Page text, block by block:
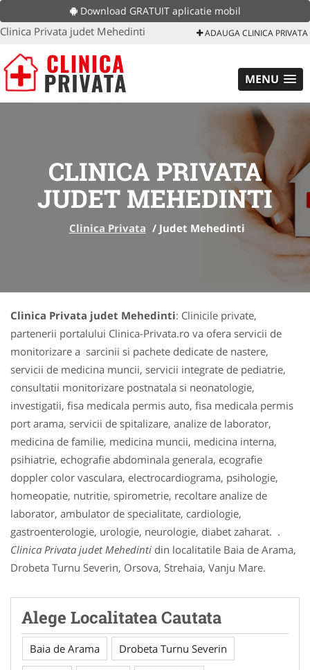
Download GRATUIT aplicatie mobil
Clinica Privata judet Mehedinti ADAUGA CLINICA PRIVATA
MENU
CLINICA PRIVATA
JUDET MEHEDINTI
Clinica Privata / Judet Mehedinti
Clinica Privata judet Mehedinti: Clinicile private,
partenerii portalului Clinica-Privata.ro va ofera servicii de
monitorizare a sarcinii si pachete dedicate de nastere,
servicii de medicina muncii, servicii integrate de pediatrie,
consultatii monitorizare postnatala si neonatologie,
investigatii, fisa medicala permis auto, fisa medicala permis
port arama, servicii de spitalizare, analize de laborator,
medicina de familie, medicina muncii, medicina interna,
psihiatrie, echografie abdominala generala, ecografie
doppler color vasculara, electrocardiograma, psihologie,
homeopatie, nutritie, spirometrie, recoltare analize de
laborator, ambulator de specialitate, cardiologie,
gastroenterologie, urologie, neurologie, diabet zaharat. .
Clinica Privata judet Mehedinti din localitatile Baia de Arama,
Drobeta Turnu Severin, Orsova, Strehaia, Vanju Mare.
Alege Localitatea Cautata
Baia de Arama Drobeta Turnu Severin